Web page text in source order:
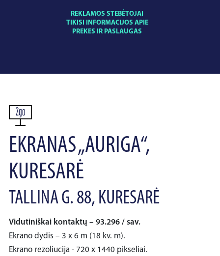
REKLAMOS STEBĖTOJAI
TIKISI INFORMACIJOS APIE
PREKES IR PASLAUGAS
EKRANAS „AURIGA“,
KURESARĖ
TALLINA G. 88, KURESARĖ
Vidutiniškai kontaktų – 93.296 / sav.
Ekrano dydis – 3 x 6 m (18 kv. m).
Ekrano rezoliucija - 720 x 1440 pikseliai.